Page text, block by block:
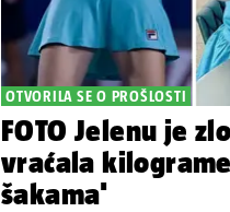
OTVORILA SE O PROŠLOSTI
FOTO Jelenu je
vraćala
šakama'